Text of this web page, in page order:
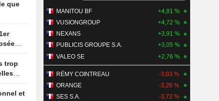
MANITOU BF
+4,81 %
VUSIONGROUP
+4,72 %
NEXANS
+3,91 %
PUBLICIS GROUPE S.A.
+3,05 %
VALEO SE
+2,76 %
RÉMY COINTREAU
-3,03 %
ORANGE
-3,26 %
SES S.A.
-3,72 %